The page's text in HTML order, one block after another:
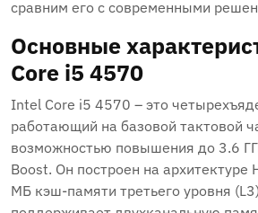
сравним его с современными
Основные
Core i5 4570
Intel Core i5 4570 – это
работающий на базовой тактовой
возможностью повышения до 3.6
Boost. Он построен на архитектуре
МБ кэш-памяти третьего уровня